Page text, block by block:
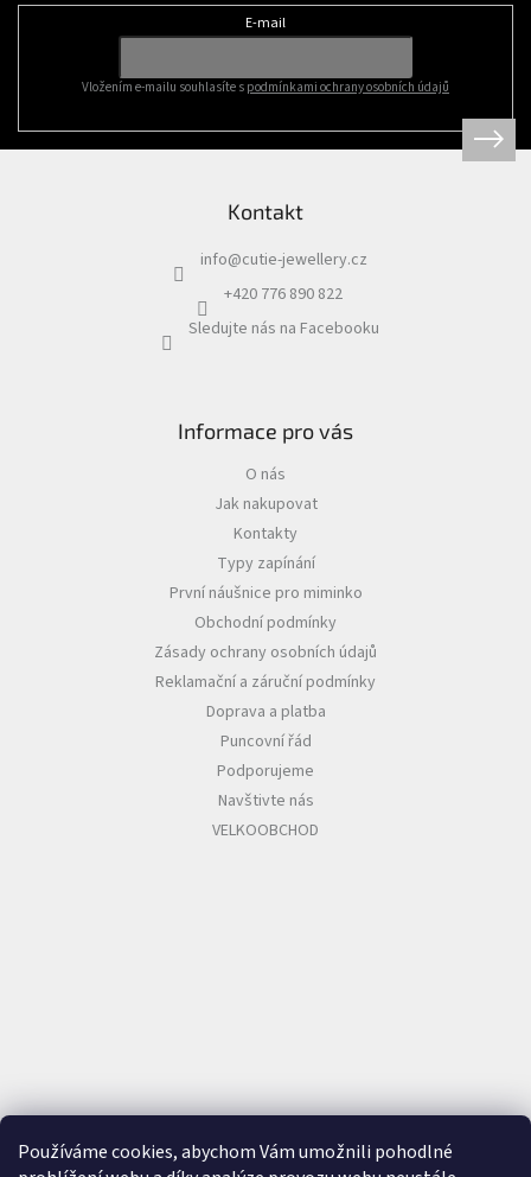
Používáme cookies, abychom Vám umožnili pohodlné
E-mail
Vložením e-mailu souhlasíte s podmínkami ochrany osobních údajů
Kontakt
info@cutie-jewellery.cz
+420 776 890 822
Sledujte nás na Facebooku
Informace pro vás
O nás
Jak nakupovat
Kontakty
Typy zapínání
První náušnice pro miminko
Obchodní podmínky
Zásady ochrany osobních údajů
Reklamační a záruční podmínky
Doprava a platba
Puncovní řád
Podporujeme
Navštivte nás
VELKOOBCHOD